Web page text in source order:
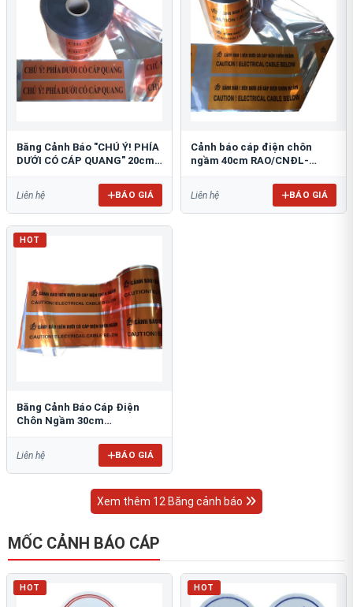
Băng Cảnh Báo "CHÚ Ý! PHÍA
DƯỚI CÓ CÁP QUANG" 20cm
Liên hệ BÁO GIÁ
Cảnh báo cáp điện chôn
ngầm 40cm RAO/CNĐL-
Liên hệ BÁO GIÁ
HOT
Băng Cảnh Báo Cáp Điện
Chôn Ngầm 30cm
Liên hệ BÁO GIÁ
Xem thêm 12 Băng cảnh báo
MỐC CẢNH BÁO CÁP
HOT HOT